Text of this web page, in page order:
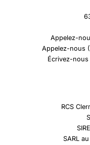
Appelez-
Appelez-nous
Écrivez-
RCS
SARL